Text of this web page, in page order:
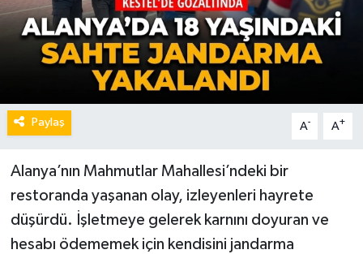
Paylaş A- A+
Alanya’nın Mahmutlar Mahallesi’ndeki bir
restoranda yaşanan olay, izleyenleri hayrete
düşürdü. İşletmeye gelerek karnını doyuran ve
hesabı ödememek için kendisini jandarma